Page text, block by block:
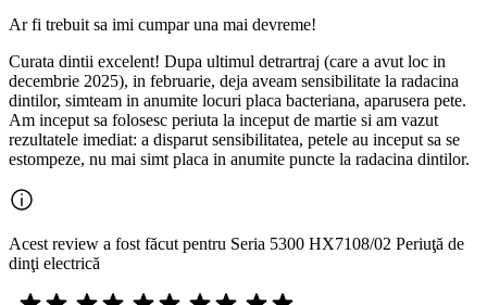
Ar fi trebuit sa imi cumpar una mai devreme!
Curata dintii excelent! Dupa ultimul detrartraj (care a avut loc in
decembrie 2025), in februarie, deja aveam sensibilitate la radacina
dintilor, simteam in anumite locuri placa bacteriana, aparusera pete.
Am inceput sa folosesc periuta la inceput de martie si am vazut
rezultatele imediat: a disparut sensibilitatea, petele au inceput sa se
estompeze, nu mai simt placa in anumite puncte la radacina dintilor.
Acest review a fost făcut pentru Seria 5300 HX7108/02 Periuţă de
dinţi electrică